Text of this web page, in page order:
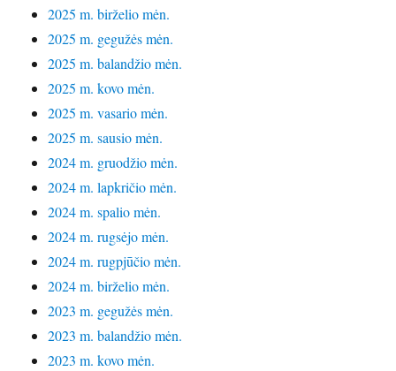
2025 m. birželio mėn.
2025 m. gegužės mėn.
2025 m. balandžio mėn.
2025 m. kovo mėn.
2025 m. vasario mėn.
2025 m. sausio mėn.
2024 m. gruodžio mėn.
2024 m. lapkričio mėn.
2024 m. spalio mėn.
2024 m. rugsėjo mėn.
2024 m. rugpjūčio mėn.
2024 m. birželio mėn.
2023 m. gegužės mėn.
2023 m. balandžio mėn.
2023 m. kovo mėn.